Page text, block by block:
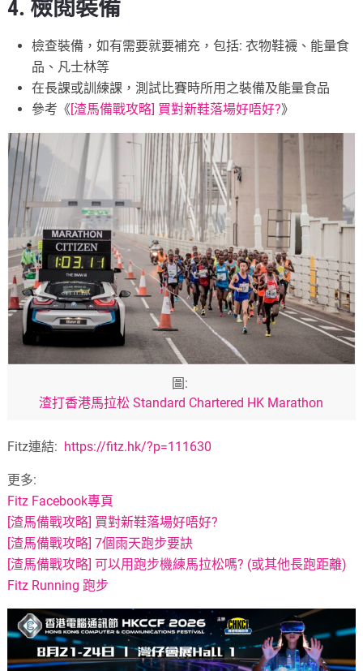
4. 檢閱裝備
檢查裝備，如有需要就要補充，包括: 衣物鞋襪、能量食
品、凡士林等
在長課或訓練課，測試比賽時所用之裝備及能量食品
參考《 [渣馬備戰攻略] 買對新鞋落場好唔好?》
圖:
渣打香港馬拉松 Standard Chartered HK Marathon
Fitz連結: https://fitz.hk/?p=111630
更多:
Fitz Facebook專頁
[渣馬備戰攻略] 買對新鞋落場好唔好?
[渣馬備戰攻略] 7個雨天跑步要訣
[渣馬備戰攻略] 可以用跑步機練馬拉松嗎? (或其他長跑距離)
Fitz Running 跑步